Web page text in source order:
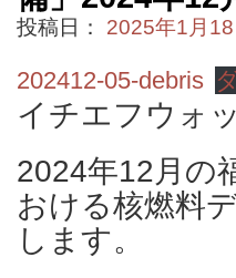
投稿日： 2025年1月18
202412-05-debris
イチエフウォ
2024年12月の
おける核燃料
します。